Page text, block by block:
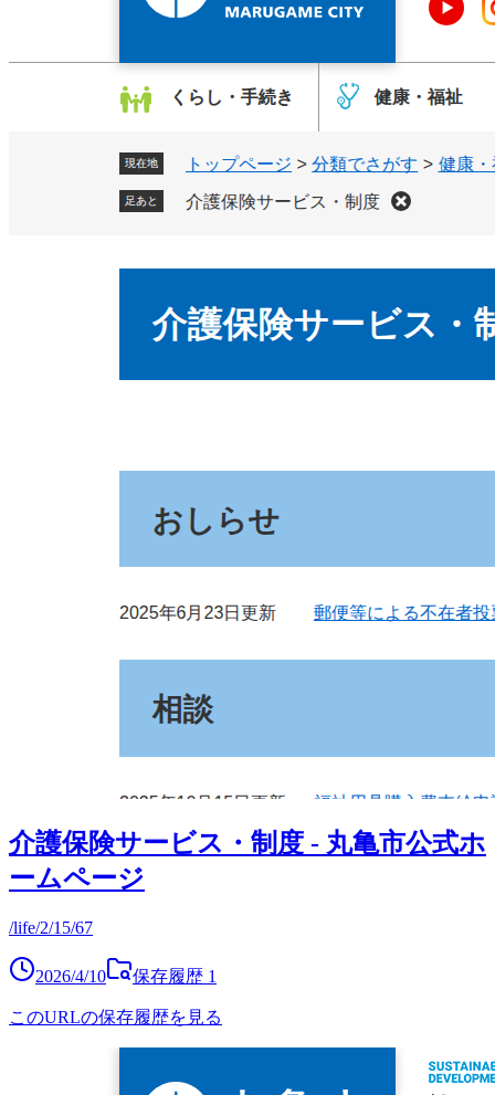
介護保険サービス・制度 - 丸亀市公式ホ
ームページ
/life/2/15/67
2026/4/10 保存履歴 1
このURLの保存履歴を見る